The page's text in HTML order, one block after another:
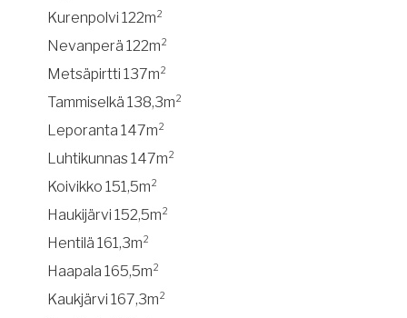
Kurenpolvi 122m²
Nevanperä 122m²
Metsäpirtti 137m²
Tammiselkä 138,3m²
Leporanta 147m²
Luhtikunnas 147m²
Koivikko 151,5m²
Haukijärvi 152,5m²
Hentilä 161,3m²
Haapala 165,5m²
Kaukjärvi 167,3m²